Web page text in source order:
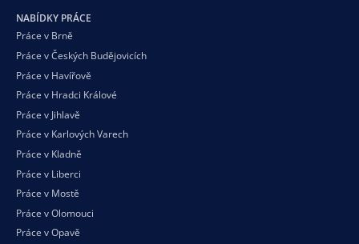
NABÍDKY PRÁCE
Práce v Brně
Práce v Českých Budějovicích
Práce v Havířově
Práce v Hradci Králové
Práce v Jihlavě
Práce v Karlových Varech
Práce v Kladně
Práce v Liberci
Práce v Mostě
Práce v Olomouci
Práce v Opavě